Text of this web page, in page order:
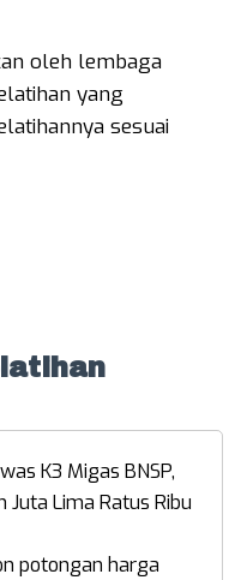
oleh lembaga
yang
sesuai
K3 Migas BNSP,
Lima Ratus Ribu
potongan harga